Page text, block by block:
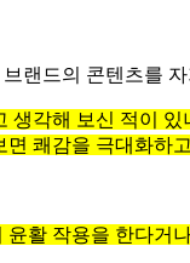
랜드의 콘텐츠를
각해 보신 적이
쾌감을 극대화하
활 작용을 한다거